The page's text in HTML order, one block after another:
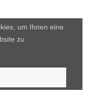
um Ihnen eine
zu